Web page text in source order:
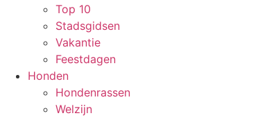
Top 10
Stadsgidsen
Vakantie
Feestdagen
Honden
Hondenrassen
Welzijn